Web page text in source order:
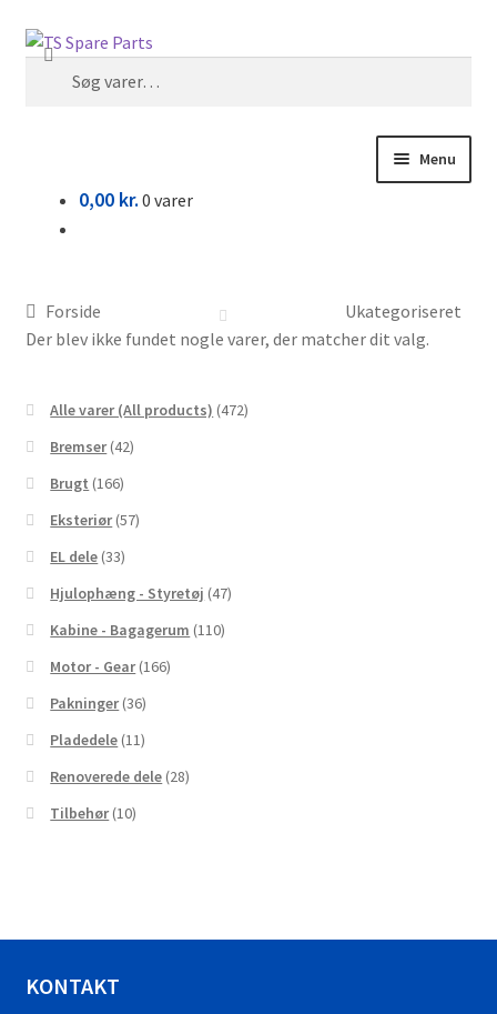
Spring
navigation
Spring
Søg
Søg
Menu
Om shoppen
0,00 kr. 0 varer
Forside
Ukategoriseret
Der blev ikke fundet nogle varer, der matcher dit valg.
Alle varer (All products) (472)
Bremser (42)
Brugt (166)
Eksteriør (57)
EL dele (33)
Hjulophæng - Styretøj (47)
Kabine - Bagagerum (110)
Motor - Gear (166)
Pakninger (36)
Pladedele (11)
Renoverede dele (28)
Tilbehør (10)
KONTAKT